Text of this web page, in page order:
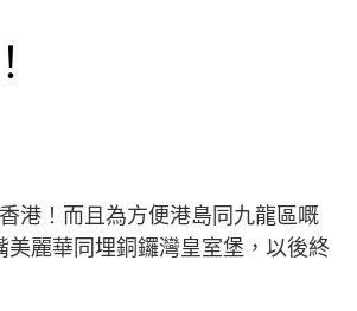
港！而且為方便港島同九龍區嘅
麗華同埋銅鑼灣皇室堡，以後終